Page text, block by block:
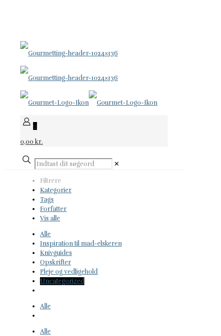
0
0,00 kr.
✕
Filtrere
Kategorier
Tags
Forfatter
Vis alle
Alle
Inspiration til mad-elskeren
Knivguides
Opskrifter
Pleje og vedligehold
Uncategorized
Alle
Alle